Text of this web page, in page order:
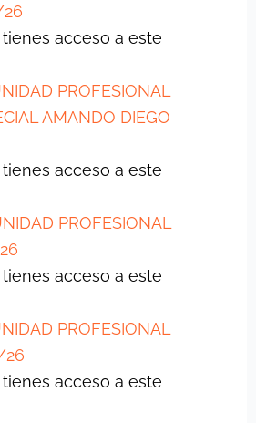
acceso a este
PROFESIONAL
AMANDO DIEGO
acceso a este
PROFESIONAL
acceso a este
PROFESIONAL
26
acceso a este